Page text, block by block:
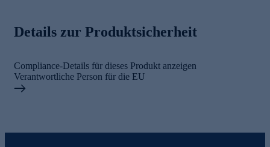
Details zur Produktsicherheit
Compliance-Details für dieses Produkt anzeigen
Verantwortliche Person für die EU